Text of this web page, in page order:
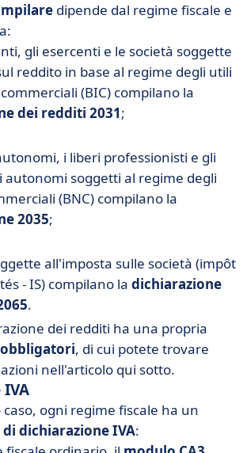
dipende dal regime fiscale e
gli esercenti e le società soggette
reddito in base al regime degli utili
(BIC) compilano la
dei redditi 2031;
i liberi professionisti e gli
soggetti al regime degli
(BNC) compilano la
2035;
all'imposta sulle società (impôt
- IS) compilano la dichiarazione
.
dei redditi ha una propria
, di cui potete trovare
nell'articolo qui sotto.
ogni regime fiscale ha un
dichiarazione IVA: